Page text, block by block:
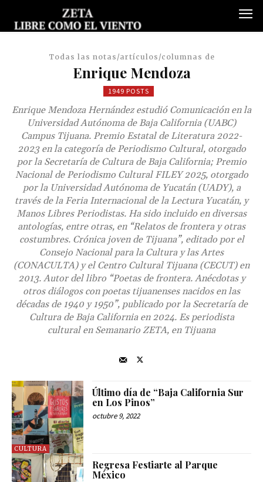
Todas las notas/artículos/columnas de
Enrique Mendoza
1949 POSTS
Enrique Mendoza Hernández estudió Comunicación en la
Universidad Autónoma de Baja California (UABC)
Campus Tijuana. Premio Estatal de Literatura 2022-
2023 en la categoría de Periodismo Cultural, otorgado
por la Secretaría de Cultura de Baja California; Premio
Nacional de Periodismo Cultural FILEY 2025, otorgado
por la Universidad Autónoma de Yucatán (UADY), a
través de la Feria Internacional de la Lectura Yucatán, y
Manos Libres Periodistas. Ha sido incluido en diversas
antologías, entre otras, en “Relatos de frontera y otras
costumbres. Crónica joven de Tijuana”, editado por el
Consejo Nacional para la Cultura y las Artes
(CONACULTA) y el Centro Cultural Tijuana (CECUT) en
2013. Autor del libro “Poetas de frontera. Anécdotas y
otros diálogos con poetas tijuanenses nacidos en las
décadas de 1940 y 1950”, publicado por la Secretaría de
Cultura de Baja California en 2024. Es periodista
cultural en Semanario ZETA, en Tijuana
CULTURA
Último día de “Baja California Sur
en Los Pinos”
octubre 9, 2022
Regresa Festiarte al Parque
México